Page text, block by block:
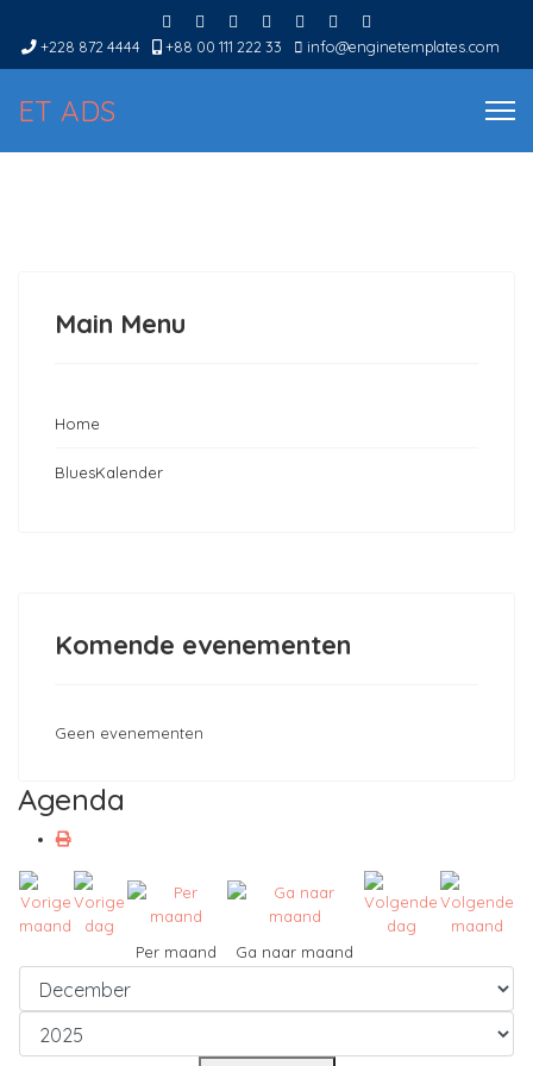
+228 872 4444 +88 00 111 222 33 info@enginetemplates.com
ET ADS
Main Menu
Home
BluesKalender
Komende evenementen
Geen evenementen
Agenda
Per maand Ga naar maand